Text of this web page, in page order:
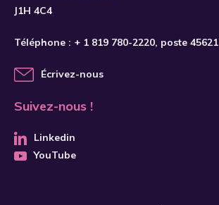
J1H 4C4
Téléphone : + 1 819 780-2220, poste 45621
Écrivez-nous
Suivez-nous !
Linkedin
YouTube